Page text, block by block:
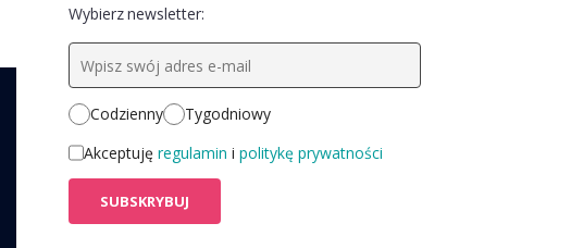
Wybierz newsletter:
Codzienny
Tygodniowy
Akceptuję regulamin i politykę prywatności